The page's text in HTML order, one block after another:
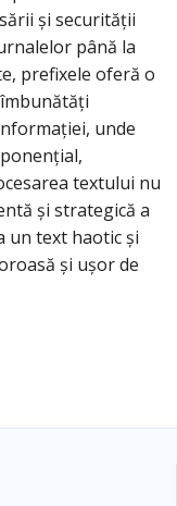
și securității
până la
prefixele oferă o
unde
textului nu
și strategică a
text haotic și
și ușor de